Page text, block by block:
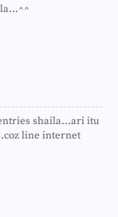
shaila...ari itu
line internet